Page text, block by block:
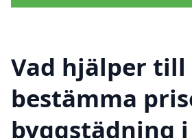
Vad hjälper
bestämma
byggstädning i